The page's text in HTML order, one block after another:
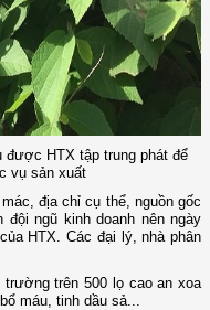
HTX tập trung phát để
vụ sản xuất
địa chỉ cụ thể, nguồn gốc
ngũ kinh doanh nên ngày
HTX. Các đại lý, nhà phân
trên 500 lọ cao an xoa
máu, tinh dầu sả...